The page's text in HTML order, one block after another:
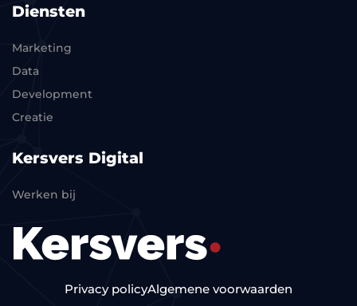
Diensten
Marketing
Data
Development
Creatie
Kersvers Digital
Werken bij
Privacy policyAlgemene voorwaarden